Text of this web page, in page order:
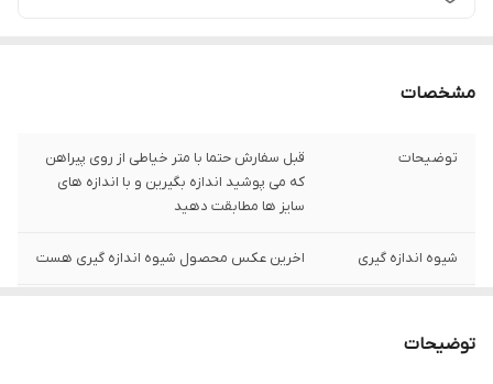
مشخصات
توضیحات
قبل سفارش حتما با متر خیاطی از روی پیراهن
که می پوشید اندازه بگیرین و با اندازه های
سایز ها مطابقت دهید
شیوه اندازه گیری اخرین عکس محصول شیوه اندازه گیری هست
توضیحات